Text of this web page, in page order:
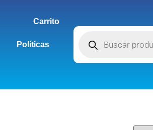
Carrito
Políticas